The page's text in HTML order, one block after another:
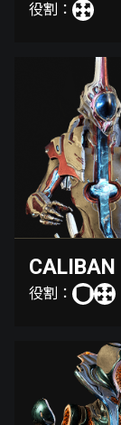
役割：
CALIBAN
役割：